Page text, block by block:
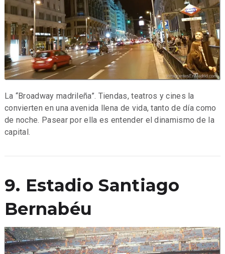
La “Broadway madrileña”. Tiendas, teatros y cines la
convierten en una avenida llena de vida, tanto de día como
de noche. Pasear por ella es entender el dinamismo de la
capital.
9. Estadio Santiago
Bernabéu